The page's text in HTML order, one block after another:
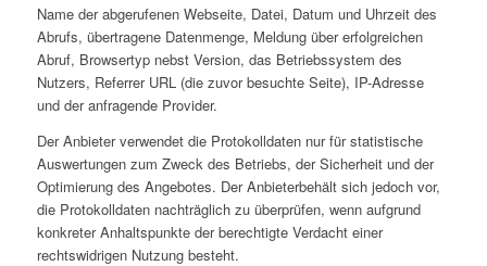
Name der abgerufenen Webseite, Datei, Datum und Uhrzeit des
Abrufs, übertragene Datenmenge, Meldung über erfolgreichen
Abruf, Browsertyp nebst Version, das Betriebssystem des
Nutzers, Referrer URL (die zuvor besuchte Seite), IP-Adresse
und der anfragende Provider.
Der Anbieter verwendet die Protokolldaten nur für statistische
Auswertungen zum Zweck des Betriebs, der Sicherheit und der
Optimierung des Angebotes. Der Anbieterbehält sich jedoch vor,
die Protokolldaten nachträglich zu überprüfen, wenn aufgrund
konkreter Anhaltspunkte der berechtigte Verdacht einer
rechtswidrigen Nutzung besteht.